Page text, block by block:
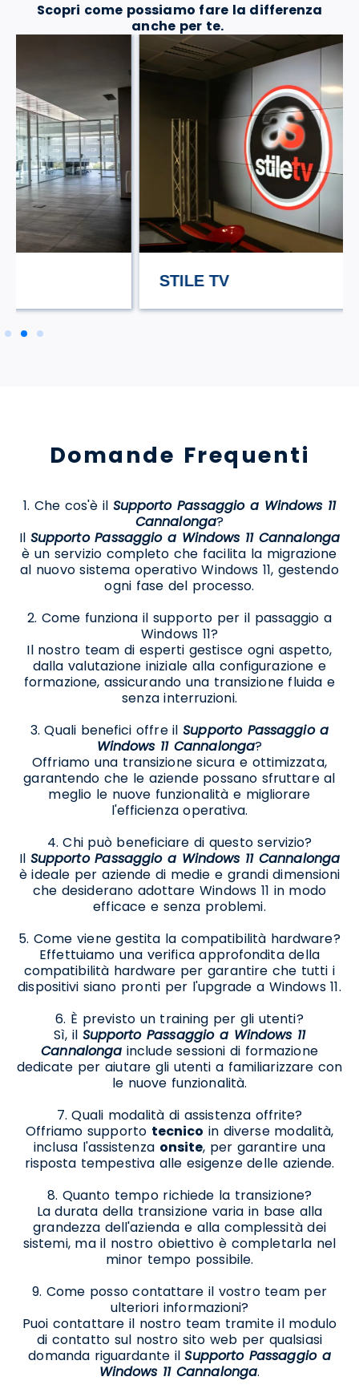
Scopri come possiamo fare la differenza
anche per te.
Domande Frequenti
1. Che cos'è il Supporto Passaggio a Windows 11
Cannalonga?
Il Supporto Passaggio a Windows 11 Cannalonga
è un servizio completo che facilita la migrazione
al nuovo sistema operativo Windows 11, gestendo
ogni fase del processo.
2. Come funziona il supporto per il passaggio a
Windows 11?
Il nostro team di esperti gestisce ogni aspetto,
dalla valutazione iniziale alla configurazione e
formazione, assicurando una transizione fluida e
senza interruzioni.
3. Quali benefici offre ilSupporto Passaggio a
Windows 11 Cannalonga?
Offriamo una transizione sicura e ottimizzata,
garantendo che le aziende possano sfruttare al
meglio le nuove funzionalità e migliorare
l'efficienza operativa.
4. Chi può beneficiare di questo servizio?
Il Supporto Passaggio a Windows 11 Cannalonga
è ideale per aziende di medie e grandi dimensioni
che desiderano adottare Windows 11 in modo
efficace e senza problemi.
5. Come viene gestita la compatibilità hardware?
Effettuiamo una verifica approfondita della
compatibilità hardware per garantire che tutti i
dispositivi siano pronti per l'upgrade a Windows 11.
6. È previsto un training per gli utenti?
Sì, il Supporto Passaggio a Windows 11
Cannalonga include sessioni di formazione
dedicate per aiutare gli utenti a familiarizzare con
le nuove funzionalità.
7. Quali modalità di assistenza offrite?
Offriamo supporto tecnico in diverse modalità,
inclusa l'assistenza onsite, per garantire una
risposta tempestiva alle esigenze delle aziende.
8. Quanto tempo richiede la transizione?
La durata della transizione varia in base alla
grandezza dell'azienda e alla complessità dei
sistemi, ma il nostro obiettivo è completarla nel
minor tempo possibile.
9. Come posso contattare il vostro team per
ulteriori informazioni?
Puoi contattare il nostro team tramite il modulo
di contatto sul nostro sito web per qualsiasi
domanda riguardante ilSupporto Passaggio a
Windows 11 Cannalonga.